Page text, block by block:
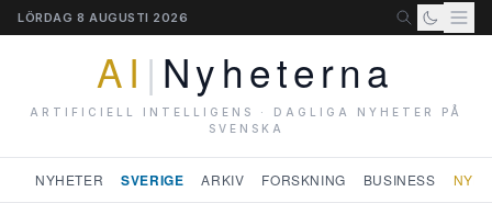
LÖRDAG 8 AUGUSTI 2026
AI | Nyheterna
ARTIFICIELL INTELLIGENS · DAGLIGA NYHETER PÅ
SVENSKA
NYHETER SVERIGE ARKIV FORSKNING BUSINESS